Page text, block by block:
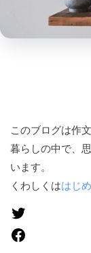
このブログは作
暮らしの中で、
います。
くわしくははじ